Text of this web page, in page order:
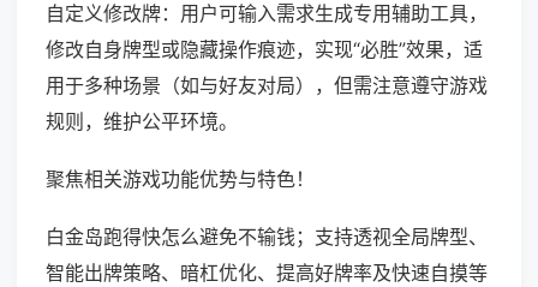
自定义修改牌：用户可输入需求生成专用辅助工具，
修改自身牌型或隐藏操作痕迹，实现“必胜”效果，适
用于多种场景（如与好友对局），但需注意遵守游戏
规则，维护公平环境。
聚焦相关游戏功能优势与特色！
白金岛跑得快怎么避免不输钱；支持透视全局牌型、
智能出牌策略、暗杠优化、提高好牌率及快速自摸等